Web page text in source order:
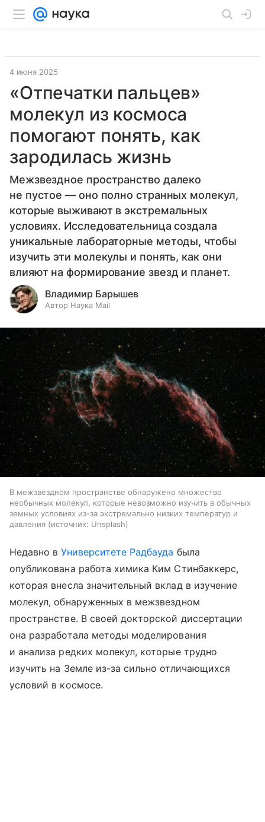
4 июня 2025
«Отпечатки пальцев»
молекул из космоса
помогают понять, как
зародилась жизнь
Межзвездное пространство далеко
не пустое — оно полно странных молекул,
которые выживают в экстремальных
условиях. Исследовательница создала
уникальные лабораторные методы, чтобы
изучить эти молекулы и понять, как они
влияют на формирование звезд и планет.
Владимир Барышев
Автор Наука Mail
В межзвездном пространстве обнаружено множество
необычных молекул, которые невозможно изучить в обычных
земных условиях из-за экстремально низких температур и
давления
источник: Unsplash
Недавно вУниверситете Радбауда была
опубликована работа химика Ким Стинбаккерс,
которая внесла значительный вклад в изучение
молекул, обнаруженных в межзвездном
пространстве. В своей докторской диссертации
она разработала методы моделирования
и анализа редких молекул, которые трудно
изучить на Земле из-за сильно отличающихся
условий в космосе.